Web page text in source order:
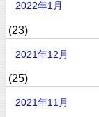
2022年1月
(23)
2021年12月
(25)
2021年11月